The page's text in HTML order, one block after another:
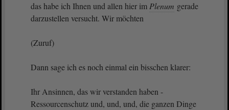
das habe ich Ihnen und allen hier im Plenum gerade
darzustellen versucht. Wir möchten
(Zuruf)
Dann sage ich es noch einmal ein bisschen klarer:
Ihr Ansinnen, das wir verstanden haben -
Ressourcenschutz und, und, und, die ganzen Dinge